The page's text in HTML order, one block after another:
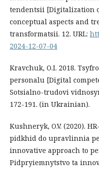
tendentsii [Digitalization
conceptual aspects and
transformatsii. 12. URL:
2024-12-07-04
Kravchuk, O.I. 2018.
personalu [Digital
Sotsialno-trudovi
172-191. (in Ukrainian).
Kushneryk, O.V. (2020).
pidkhid do upravlinnia
innovative approach to
Pidpryiemnytstvo ta